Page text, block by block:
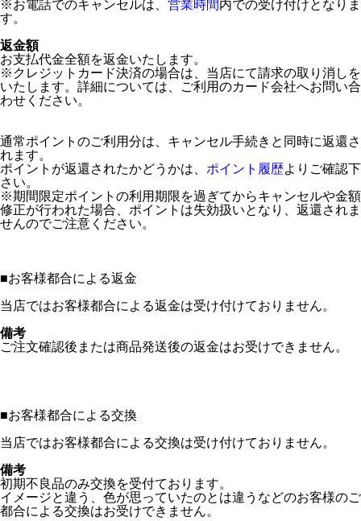
※お電話でのキャンセルは、 営業時間内での受け付けとなりま
す。
返金額
お支払代金全額を返金いたします。
※クレジットカード決済の場合は、当店にて請求の取り消しを
いたします。詳細については、ご利用のカード会社へお問い合
わせください。
通常ポイントのご利用分は、キャンセル手続きと同時に返還さ
れます。
ポイントが返還されたかどうかは、 ポイント履歴よりご確認下
さい。
※期間限定ポイントの利用期限を過ぎてからキャンセルや金額
修正が行われた場合、ポイントは失効扱いとなり、返還されま
せんのでご注意ください。
■お客様都合による返金
当店ではお客様都合による返金は受け付けておりません。
備考
ご注文確認後または商品発送後の返金はお受けできません。
■お客様都合による交換
当店ではお客様都合による交換は受け付けておりません。
備考
初期不良品のみ交換を受付ております。
イメージと違う、色が思っていたのとは違うなどのお客様のご
都合による交換はお受けできません。